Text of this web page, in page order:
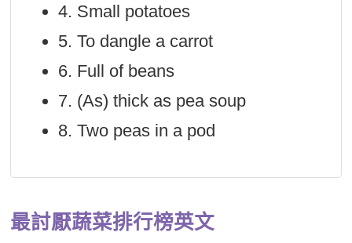
4. Small potatoes
5. To dangle a carrot
6. Full of beans
7. (As) thick as pea soup
8. Two peas in a pod
最討厭蔬菜排行榜英文